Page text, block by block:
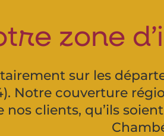
zone
sur les
Notre couverture
clients, qu’ils